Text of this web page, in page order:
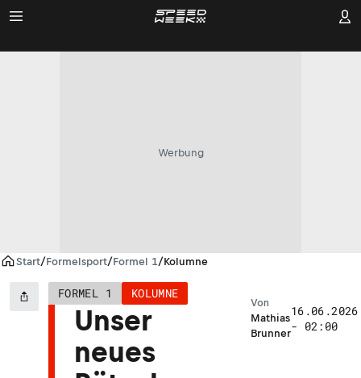
Werbung
Start/Formelsport/Formel 1/Kolumne
FORMEL 1 KOLUMNE
Unser
neues
Mathias
Brunner
Von
16.06.2026
- 02:00